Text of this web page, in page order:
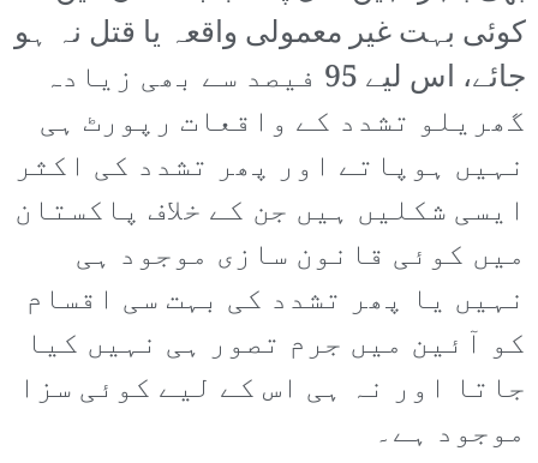
کوئی بہت غیر معمولی واقعہ یا قتل نہ ہو
جائے، اس لیے 95 فیصد سے بھی زیادہ
گھریلو تشدد کے واقعات رپورٹ ہی
نہیں ہوپاتے اور پھر تشدد کی اکثر
ایسی شکلیں ہیں جن کے خلاف پاکستان
میں کوئی قانون سازی موجود ہی
نہیں یا پھر تشدد کی بہت سی اقسام
کو آئین میں جرم تصور ہی نہیں کیا
جاتا اور نہ ہی اس کے لیے کوئی سزا
موجود ہے۔